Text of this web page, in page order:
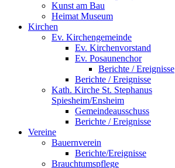
Kunst am Bau
Heimat Museum
Kirchen
Ev. Kirchengemeinde
Ev. Kirchenvorstand
Ev. Posaunenchor
Berichte / Ereignisse
Berichte / Ereignisse
Kath. Kirche St. Stephanus
Spiesheim/Ensheim
Gemeindeausschuss
Berichte / Ereignisse
Vereine
Bauernverein
Berichte/Ereignisse
Brauchtumspflege